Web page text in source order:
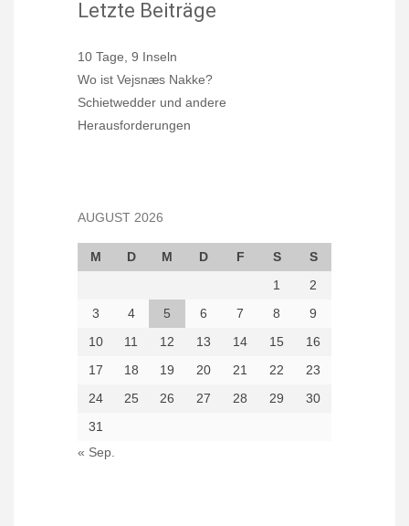
Letzte Beiträge
10 Tage, 9 Inseln
Wo ist Vejsnæs Nakke?
Schietwedder und andere
Herausforderungen
AUGUST 2026
M D M D F S
S
1
2
3
4 5 6 7 8
9
10
11 12 13 14 15
16
17
18 19 20 21 22
23
24
25 26 27 28 29
30
31
« Sep.